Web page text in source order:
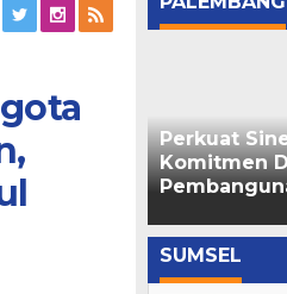
1.000
Jadi
Perkuat
Komitmen
SUMSEL